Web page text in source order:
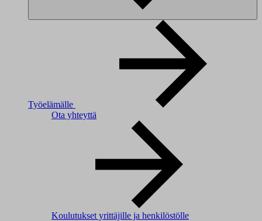
Työelämälle
Ota yhteyttä
Koulutukset yrittäjille ja henkilöstölle